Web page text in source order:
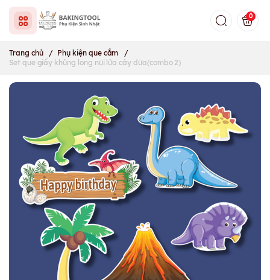
0
Trang chủ / Phụ kiện que cắm
/
Set que giấy khủng long núi lửa cây dừa(combo 2)